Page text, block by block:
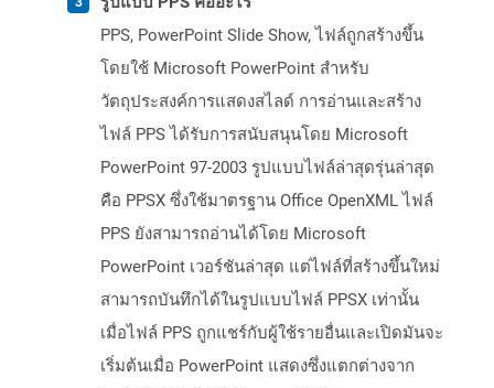
PPS, PowerPoint Slide Show, ไฟล์ถูกสร้างขึ้น
โดยใช้ Microsoft PowerPoint สำหรับ
วัตถุประสงค์การแสดงสไลด์ การอ่านและสร้าง
ไฟล์ PPS ได้รับการสนับสนุนโดย Microsoft
PowerPoint 97-2003 รูปแบบไฟล์ล่าสุดรุ่นล่าสุด
คือ PPSX ซึ่งใช้มาตรฐาน Office OpenXML ไฟล์
PPS ยังสามารถอ่านได้โดย Microsoft
PowerPoint เวอร์ชันล่าสุด แต่ไฟล์ที่สร้างขึ้นใหม่
สามารถบันทึกได้ในรูปแบบไฟล์ PPSX เท่านั้น
เมื่อไฟล์ PPS ถูกแชร์กับผู้ใช้รายอื่นและเปิดมันจะ
เริ่มต้นเมื่อ PowerPoint แสดงซึ่งแตกต่างจาก